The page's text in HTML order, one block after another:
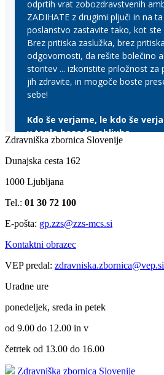
Zdravniška zbornica Slovenije
Dunajska cesta 162
1000 Ljubljana
Tel.: 01 30 72 100
E-pošta: gp.zzs@zzs-mcs.si
Kontaktni obrazec
VEP predal: zdravniska.zbornica@vep.si
Uradne ure
ponedeljek, sreda in petek
od 9.00 do 12.00 in v
četrtek od 13.00 do 16.00
Zdravniška zbornica Slovenije